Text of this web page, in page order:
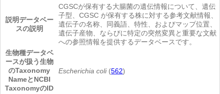
説明データベー
スの説明
CGSCが保有する大腸菌の遺伝情報について、遺伝
子型、CGSC が保有する株に対する参考文献情報、
遺伝子の名称、同義語、特性、およびマップ位置、
遺伝子産物、ならびに特定の突然変異と重要な文献
への参照情報を提供するデータベースです。
生物種データベ
ースが扱う生物
のTaxonomy
NameとNCBI
TaxonomyのID
Escherichia coli(562)